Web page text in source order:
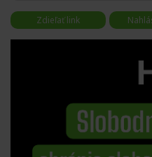
Zdieľať link